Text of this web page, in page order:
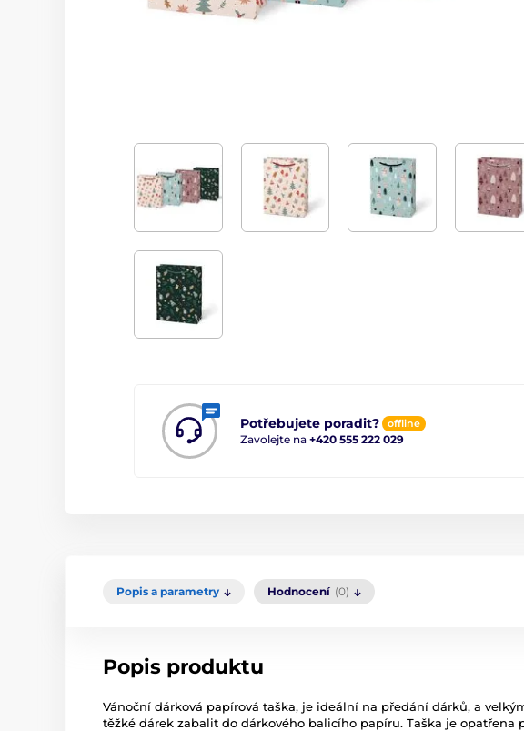
Potřebujete poradit? offline
Zavolejte na +420 555 222 029
Popis a parametry Hodnocení (0)
Popis produktu
Vánoční dárková papírová taška, je ideální na předání dárků, a
těžké dárek zabalit do dárkového balicího papíru. Taška je opatřena